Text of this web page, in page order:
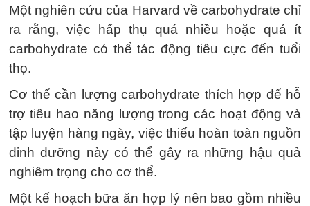
Một nghiên cứu của Harvard về carbohydrate chỉ
ra rằng, việc hấp thụ quá nhiều hoặc quá ít
carbohydrate có thể tác động tiêu cực đến tuổi
thọ.
Cơ thể cần lượng carbohydrate thích hợp để hỗ
trợ tiêu hao năng lượng trong các hoạt động và
tập luyện hàng ngày, việc thiếu hoàn toàn nguồn
dinh dưỡng này có thể gây ra những hậu quả
nghiêm trọng cho cơ thể.
Một kế hoạch bữa ăn hợp lý nên bao gồm nhiều